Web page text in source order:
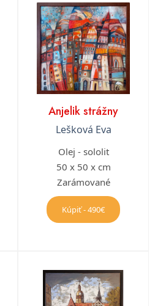
Anjelik strážny
Lešková Eva
Olej - sololit
50 x 50 x cm
Zarámované
Kúpiť - 490€